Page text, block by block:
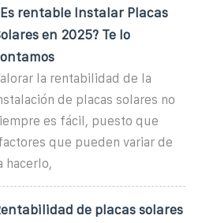
rentable Instalar Placas
en 2025? Te lo
la rentabilidad de la
de placas solares no
es fácil, puesto que
que pueden variar de
hacerlo,
de placas solares